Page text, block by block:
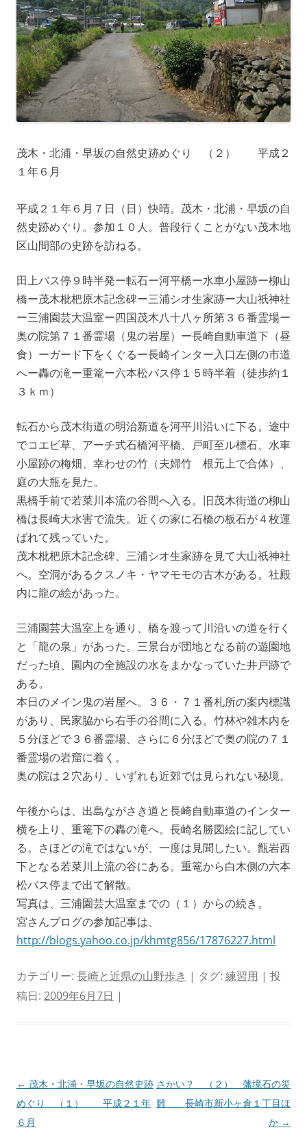
茂木・北浦・早坂の自然史跡めぐり （２） 平成２
１年６月
平成２１年６月７日（日）快晴。茂木・北浦・早坂の自
然史跡めぐり。参加１０人。普段行くことがない茂木地
区山間部の史跡を訪ねる。
田上バス停９時半発ー転石ー河平橋ー水車小屋跡ー柳山
橋ー茂木枇杷原木記念碑ー三浦シオ生家跡ー大山祇神社
ー三浦園芸大温室ー四国茂木八十八ヶ所第３６番霊場ー
奥の院第７１番霊場（鬼の岩屋）ー長崎自動車道下（昼
食）ーガード下をくぐるー長崎インター入口左側の市道
へー轟の滝ー重篭ー六本松バス停１５時半着（徒歩約１
３ｋｍ）
転石から茂木街道の明治新道を河平川沿いに下る。途中
でコエビ草、アーチ式石橋河平橋、戸町至ル標石、水車
小屋跡の梅畑、幸わせの竹（夫婦竹 根元上で合体）、
庭の大瓶を見た。
黒橋手前で若菜川本流の谷間へ入る。旧茂木街道の柳山
橋は長崎大水害で流失。近くの家に石橋の板石が４枚運
ばれて残っていた。
茂木枇杷原木記念碑、三浦シオ生家跡を見て大山祇神社
へ。空洞があるクスノキ・ヤマモモの古木がある。社殿
内に龍の絵があった。
三浦園芸大温室上を通り、橋を渡って川沿いの道を行く
と「龍の泉」があった。三景台が団地となる前の遊園地
だった頃、園内の全施設の水をまかなっていた井戸跡で
ある。
本日のメイン鬼の岩屋へ。３６・７１番札所の案内標識
があり、民家脇から右手の谷間に入る。竹林や雑木内を
５分ほどで３６番霊場、さらに６分ほどで奥の院の７１
番霊場の岩窟に着く。
奥の院は２穴あり、いずれも近郊では見られない秘境。
午後からは、出島ながさき道と長崎自動車道のインター
横を上り、重篭下の轟の滝へ。長崎名勝図絵に記してい
る。さほどの滝ではないが、一度は見聞したい。甑岩西
下となる若菜川上流の谷にある。重篭から白木側の六本
松バス停まで出て解散。
写真は、三浦園芸大温室までの（１）からの続き。
宮さんブログの参加記事は、
http://blogs.yahoo.co.jp/khmtg856/17876227.html
カテゴリー: 長崎と近県の山野歩き | タグ: 練習用 | 投
稿日: 2009年6月7日 |
投
稿
ナ
← 茂木・北浦・早坂の自然史跡
めぐり （１） 平成２１年
６月
さかい？ （２） 藩境石の災
難 長崎市新小ヶ倉１丁目ほ
か →